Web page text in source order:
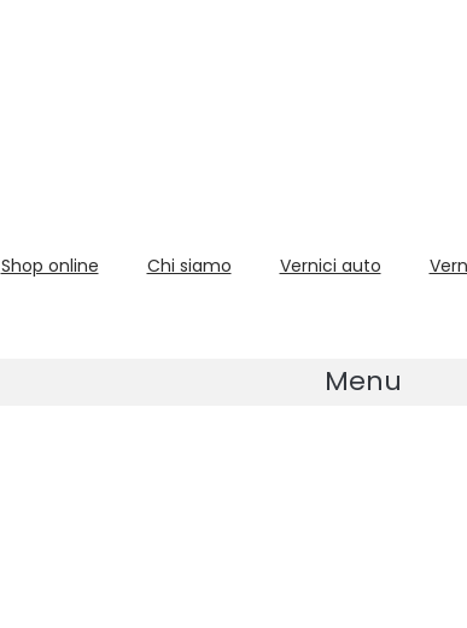
Shop online Chi siamo Vernici auto
Menu